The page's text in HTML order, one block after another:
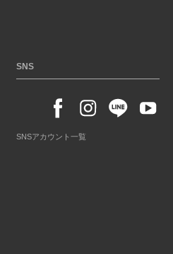
SNS
SNSアカウント一覧